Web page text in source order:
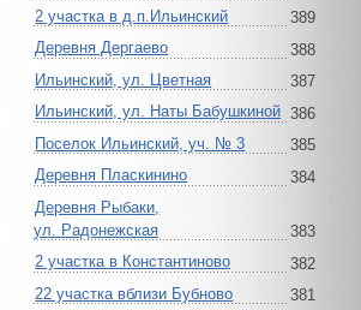
2 участка в д.п.Ильинский
389
Деревня Дергаево
388
Ильинский, ул. Цветная
387
Ильинский, ул. Наты Бабушкиной 386
Поселок Ильинский, уч. № 3
385
Деревня Пласкинино
384
Деревня Рыбаки,
ул. Радонежская
383
2 участка в Константиново
382
22 участка вблизи Бубново
381